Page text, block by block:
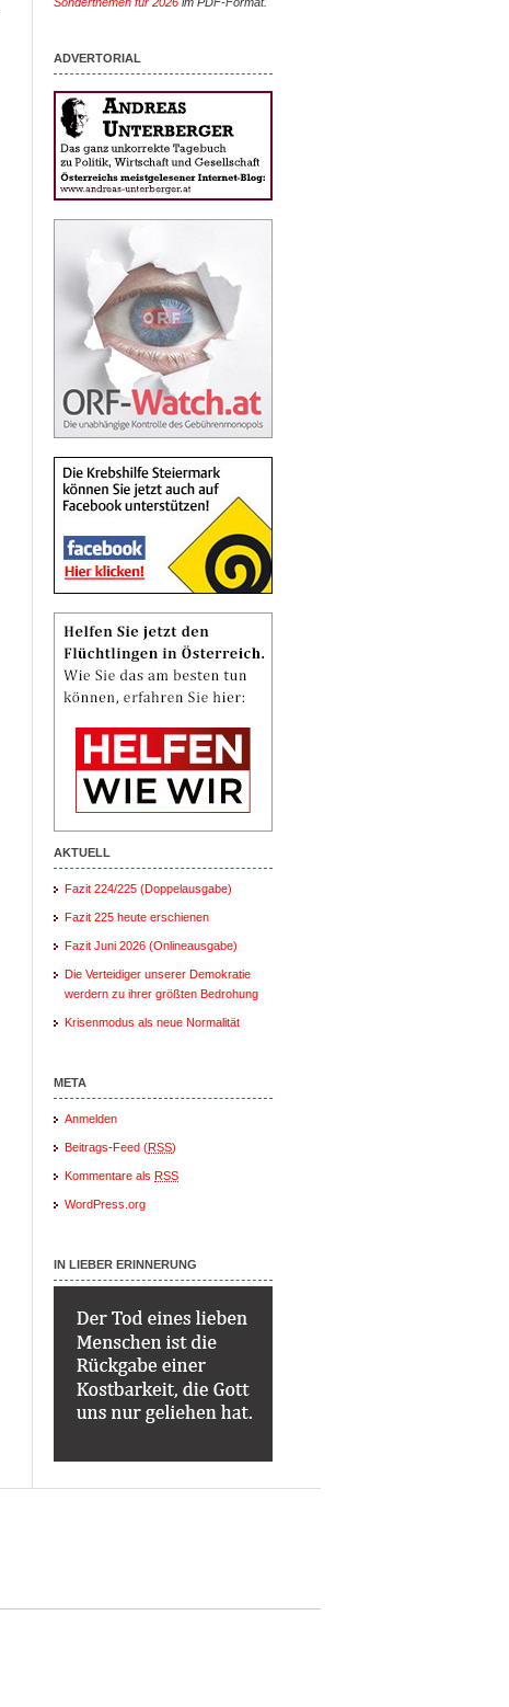
ADVERTORIAL
AKTUELL
Fazit 224/225 (Doppelausgabe)
Fazit 225 heute erschienen
Fazit Juni 2026 (Onlineausgabe)
Die Verteidiger unserer Demokratie
werdern zu ihrer größten Bedrohung
Krisenmodus als neue Normalität
META
Anmelden
Beitrags-Feed (RSS)
Kommentare als RSS
WordPress.org
IN LIEBER ERINNERUNG